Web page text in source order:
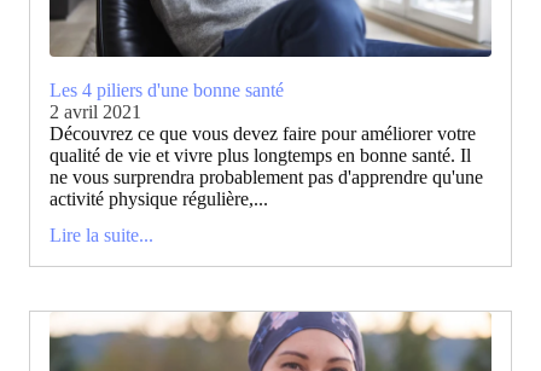
Les 4 piliers d'une bonne santé
2 avril 2021
Découvrez ce que vous devez faire pour améliorer votre
qualité de vie et vivre plus longtemps en bonne santé. Il
ne vous surprendra probablement pas d'apprendre qu'une
activité physique régulière,...
Lire la suite...